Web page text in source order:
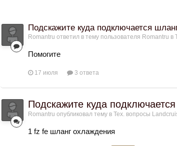
Подскажите куда подключается
Romantru ответил в тему пользователя Romantru в
Помогите
17 июля 3 ответа
Подскажите куда
Romantru опубликовал тему в Тех. вопросы
1 fz fe шланг охлаждения